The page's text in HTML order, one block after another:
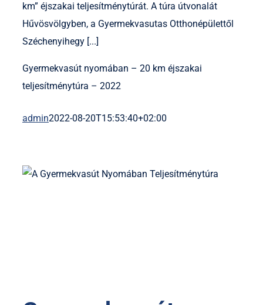
km” éjszakai teljesítménytúrát. A túra útvonalát
Hűvösvölgyben, a Gyermekvasutas Otthonépülettől
Széchenyihegy [...]
Gyermekvasút nyomában – 20 km éjszakai
teljesítménytúra – 2022
admin2022-08-20T15:53:40+02:00